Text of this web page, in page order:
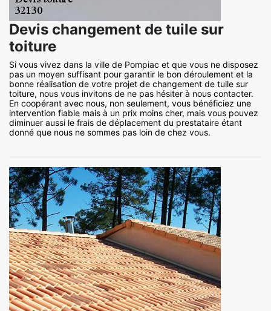
Devis changement de tuile sur
toiture
Si vous vivez dans la ville de Pompiac et que vous ne disposez
pas un moyen suffisant pour garantir le bon déroulement et la
bonne réalisation de votre projet de changement de tuile sur
toiture, nous vous invitons de ne pas hésiter à nous contacter.
En coopérant avec nous, non seulement, vous bénéficiez une
intervention fiable mais à un prix moins cher, mais vous pouvez
diminuer aussi le frais de déplacement du prestataire étant
donné que nous ne sommes pas loin de chez vous.